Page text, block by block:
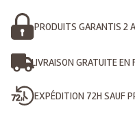
PRODUITS GARANTIS 2
LIVRAISON GRATUITE
EXPÉDITION 72H SAUF